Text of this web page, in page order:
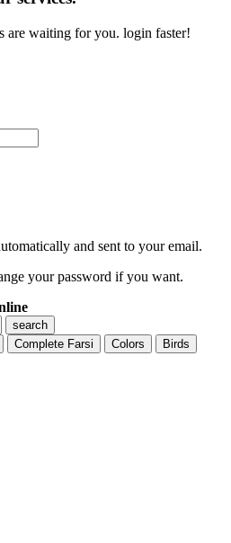
are waiting for you. login faster!
and sent to your email.
your password if you want.
Complete Farsi Colors Birds